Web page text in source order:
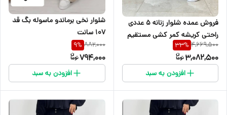
فروش عمده شلوار زنانه 5 عددی
راحتی کریشه کمر کشی مستقیم
از تولیدی
4,669,500
33%
3,082,500
افزودن به سبد
شلوار نخی برماندو ماسوله بگ قد
۱۰۷ سانت
882,000
9%
794,000
افزودن به سبد